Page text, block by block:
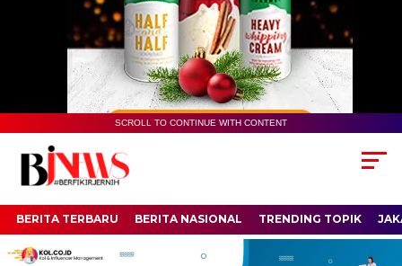
SCROLL TO CONTINUE WITH CONTENT
BERITA TERBARU BERITA NASIONAL TRENDING TOPIK